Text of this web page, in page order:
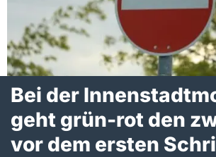
Bei der
geht grün-rot den
vor dem ersten